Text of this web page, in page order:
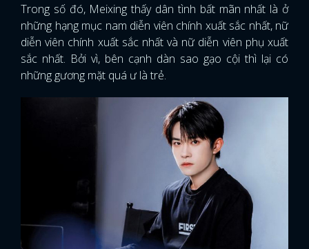
Trong số đó, Meixing thấy dân tình bất mãn nhất là ở
những hạng mục nam diễn viên chính xuất sắc nhất, nữ
diễn viên chính xuất sắc nhất và nữ diễn viên phụ xuất
sắc nhất. Bởi vì, bên cạnh dàn sao gạo cội thì lại có
những gương mặt quá ư là trẻ.